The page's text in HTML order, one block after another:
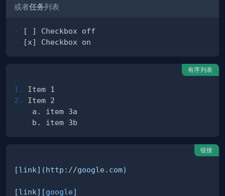
或者任务列表
-
-
有序列表
1.
2.
链接
[link](http://google.com)
[link][google]